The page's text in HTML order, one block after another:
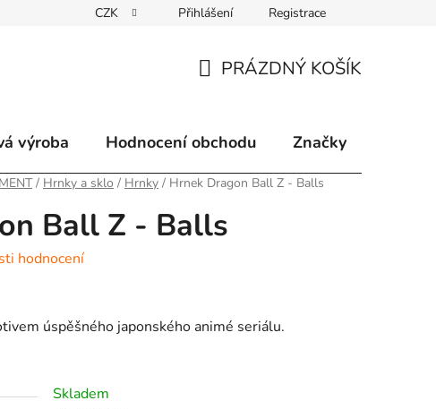
Způsoby doručení Kontakty
CZK Přihlášení Registrace
KOŠÍK
PRÁZDNÝ KOŠÍK
výroba Hodnocení obchodu Značky
/ Hrnky a sklo / Hrnky / Hrnek Dragon Ball Z - Balls
Ball Z - Balls
hodnocení
úspěšného japonského animé seriálu.
Skladem